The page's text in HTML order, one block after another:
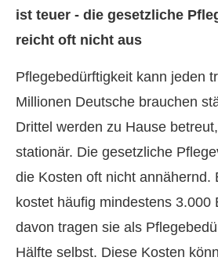
ist teuer - die gesetzliche
reicht oft nicht aus
Pflegebedürftigkeit kann jeden
Millionen Deutsche brauchen
Drittel werden zu Hause
stationär. Die gesetzliche
die Kosten oft nicht annähernd.
kostet häufig mindestens 3.000
davon tragen sie als
Hälfte selbst. Diese Kosten